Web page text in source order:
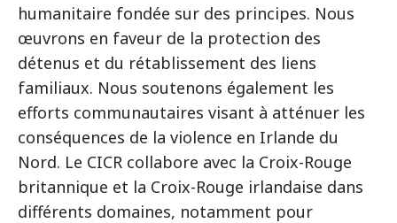
humanitaire fondée sur des principes. Nous
œuvrons en faveur de la protection des
détenus et du rétablissement des liens
familiaux. Nous soutenons également les
efforts communautaires visant à atténuer les
conséquences de la violence en Irlande du
Nord. Le CICR collabore avec la Croix-Rouge
britannique et la Croix-Rouge irlandaise dans
différents domaines, notamment pour